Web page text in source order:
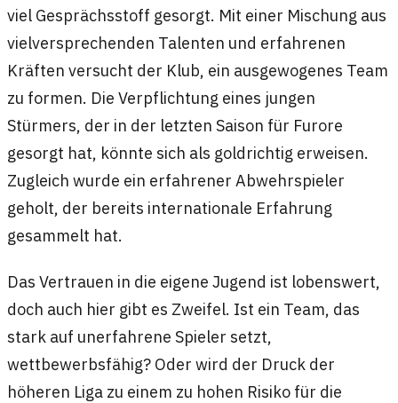
viel Gesprächsstoff gesorgt. Mit einer Mischung aus
vielversprechenden Talenten und erfahrenen
Kräften versucht der Klub, ein ausgewogenes Team
zu formen. Die Verpflichtung eines jungen
Stürmers, der in der letzten Saison für Furore
gesorgt hat, könnte sich als goldrichtig erweisen.
Zugleich wurde ein erfahrener Abwehrspieler
geholt, der bereits internationale Erfahrung
gesammelt hat.
Das Vertrauen in die eigene Jugend ist lobenswert,
doch auch hier gibt es Zweifel. Ist ein Team, das
stark auf unerfahrene Spieler setzt,
wettbewerbsfähig? Oder wird der Druck der
höheren Liga zu einem zu hohen Risiko für die